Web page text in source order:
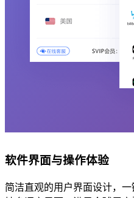
软件界面与操作体验
简洁直观的用户界面设计，